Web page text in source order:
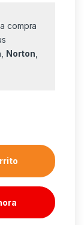
compra
Norton
TG03-0088NS